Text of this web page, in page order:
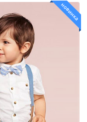
новинка